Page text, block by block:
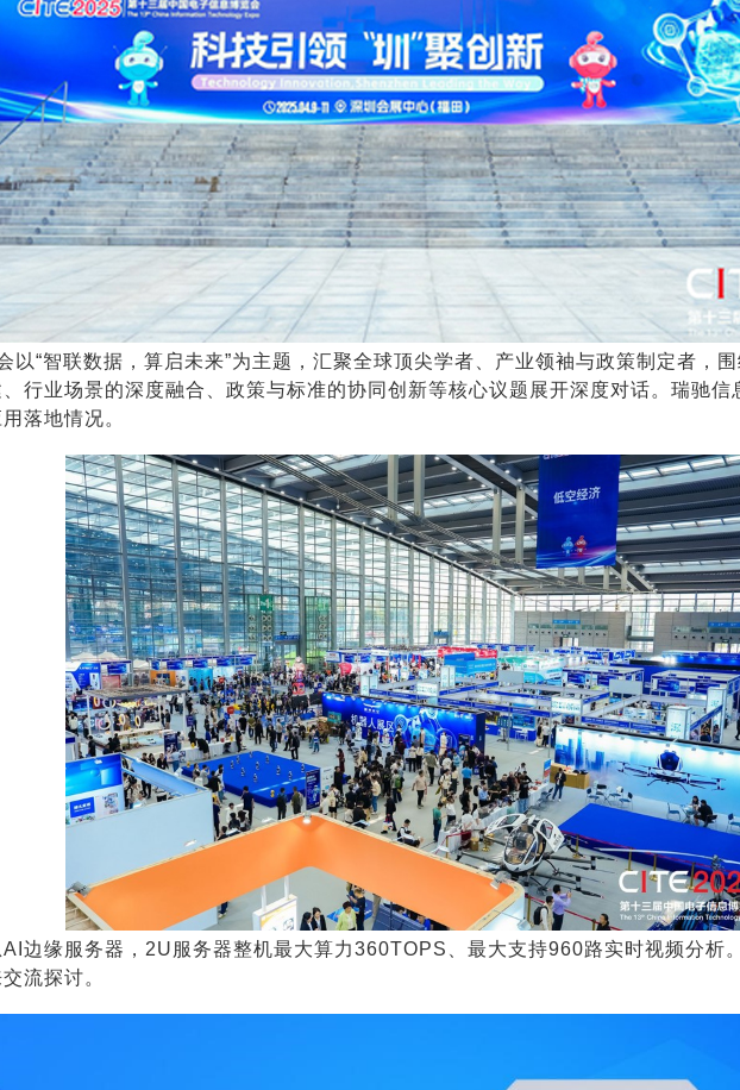
以“智联数据，算启未来”为主题，汇聚全球顶尖学者、产业领袖与政策制定者，
行业场景的深度融合、政策与标准的协同创新等核心议题展开深度对话。瑞驰
落地情况。
边缘服务器，2U服务器整机最大算力360TOPS、最大支持960路实时视频分析
流探讨。